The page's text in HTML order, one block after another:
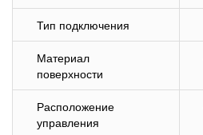
Тип подключения
Материал
поверхности
Расположение
управления